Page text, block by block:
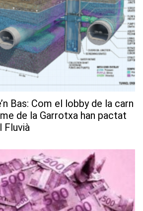
Bas: Com el lobby de la carn
de la Garrotxa han pactat
Fluvià